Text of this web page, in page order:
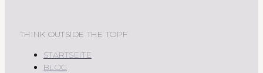
THINK OUTSIDE THE TOPF
STARTSEITE
BLOG